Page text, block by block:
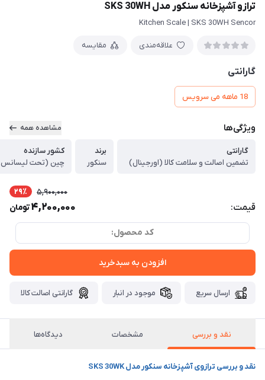
ترازو آشپزخانه سنکور مدل SKS 30WH
Kitchen Scale | SKS 30WH Sencor
علاقه‌مندی مقایسه
گارانتی
18 ماهه می سرویس
ویژگی‌ها مشاهده همه
گارانتی
تضمین اصالت و سلامت کالا (اورجینال)
برند
سنکور
کشور سازنده
چین (تحت
قیمت:
5,900,000 29٪
4,200,000تومان
کد محصول:
افزودن به سبدخرید
ارسال سریع موجود در انبار گارانتی اصالت کالا
نقد و بررسی مشخصات دیدگاه‌ها
نقد و بررسی ترازوی آشپزخانه سنکور مدل SKS 30WK